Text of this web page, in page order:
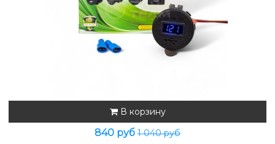
В корзину
840 руб 1 040 руб